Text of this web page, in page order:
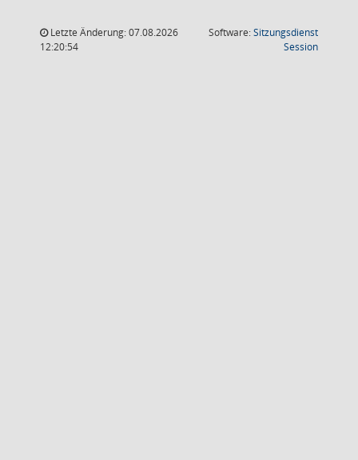
Letzte Änderung: 07.08.2026
12:20:54
Software:Sitzungsdienst
Session(Wird in